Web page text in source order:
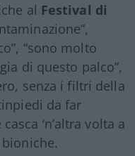
al Festival di
“sono molto
di questo palco”,
senza i filtri della
da far
‘n’altra volta a